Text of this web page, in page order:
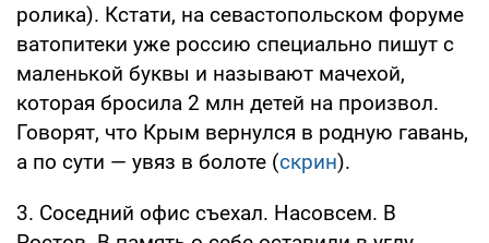
ролика). Кстати, на севастопольском форуме
ватопитеки уже россию специально пишут с
маленькой буквы и называют мачехой,
которая бросила 2 млн детей на произвол.
Говорят, что Крым вернулся в родную гавань,
а по сути — увяз в болоте (скрин).
3. Соседний офис съехал. Насовсем. В